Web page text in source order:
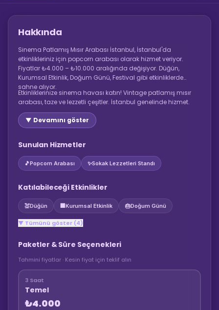
Hakkında
Sinema Patlamış Mısır Arabası İstanbul, İstanbul'da
etkinlikleriniz için popcorn arabası olarak hizmet veriyor.
Fiyatlar ₺4.000 – ₺10.000 aralığında değişiyor. Düğün,
Kurumsal Etkinlik, Doğum Günü, Festival gibi etkinliklerde
sahne alıyor.
Etkinliklerinize sinema havası katın! Vintage patlamış mısır
arabası, taze ve lezzetli çeşitler. İstanbul genelinde hizmet.
▼ Devamını göster
Sunulan Hizmetler
🎵Popcorn Arabası ✨Sokak Lezzetleri Standı
Katılabileceği Etkinlikler
💒Düğün 🏢 Kurumsal Etkinlik 🎂Doğum Günü
▼ Tümünü göster (4)
Paketler & Süre Seçenekleri
Tahmini fiyatlar · Kesin fiyat için teklif alın
3 Saat
Temel
₺4.000